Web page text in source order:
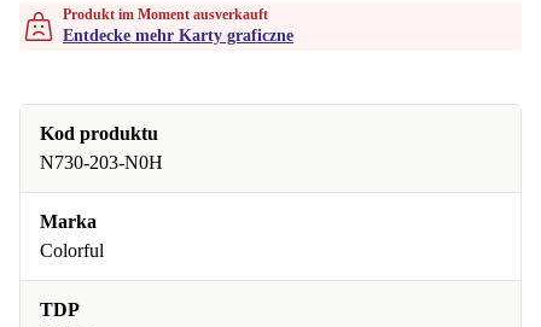
Produkt im Moment ausverkauft
Entdecke mehr Karty graficzne
Kod produktu
N730-203-N0H
Marka
Colorful
TDP